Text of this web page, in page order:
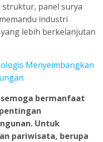
struktur, panel surya
industri
lebih berkelanjutan
Menyeimbangkan
bermanfaat
Untuk
pariwisata, berupa